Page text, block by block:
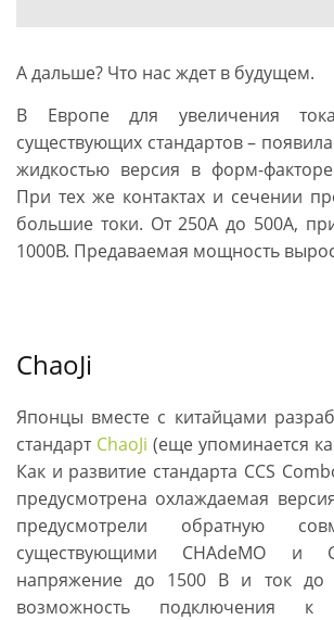
А дальше? Что нас ждет в будущем.
В Европе для увеличения
существующих стандартов –
жидкостью версия в форм-
При тех же контактах и сечении
большие токи. От 250А до 500А,
1000В. Предаваемая мощность
ChaoJi
Японцы вместе с китайцами
стандарт ChaoJi (еще упоминается
Как и развитие стандарта CCS
предусмотрена охлаждаемая
предусмотрели обратную
существующими CHAdeMO и
напряжение до 1500 В и ток
возможность подключения к